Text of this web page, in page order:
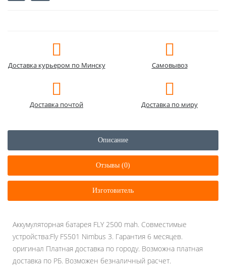
Доставка курьером по Минску Самовывоз
Доставка почтой Доставка по миру
Описание
Отзывы (0)
Изготовитель
Аккумуляторная батарея FLY 2500 mah. Совместимые
устройства:Fly FS501 Nimbus 3. Гарантия 6 месяцев.
оригинал Платная доставка по городу. Возможна платная
доставка по РБ. Возможен безналичный расчет.